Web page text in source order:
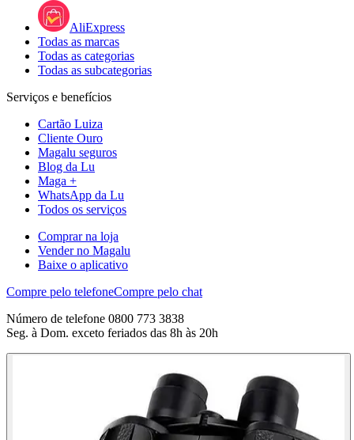
AliExpress
Todas as marcas
Todas as categorias
Todas as subcategorias
Serviços e benefícios
Cartão Luiza
Cliente Ouro
Magalu seguros
Blog da Lu
Maga +
WhatsApp da Lu
Todos os serviços
Comprar na loja
Vender no Magalu
Baixe o aplicativo
Compre pelo telefoneCompre pelo chat
Número de telefone 0800 773 3838
Seg. à Dom. exceto feriados das 8h às 20h